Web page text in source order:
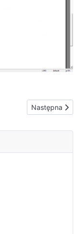
do pobrania w
Następna
Następna